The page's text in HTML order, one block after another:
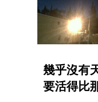
幾乎沒有
要活得比